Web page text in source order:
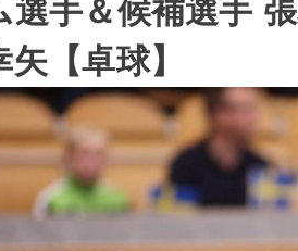
選手＆候補選手
矢【卓球】